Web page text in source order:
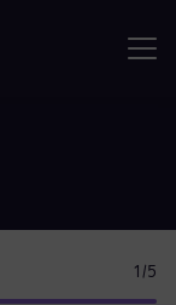
1 /5